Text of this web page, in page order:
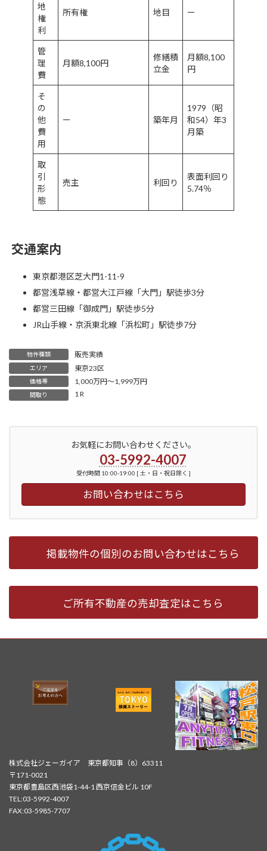
地
権
利
所有権 地目 ー
管
理
費
月額8,100円
修繕積
立金
月額8,100
円
そ
の
他
費
用
ー 築年月
1979（昭
和54）年3
月築
取
引
形
態
売主 利回り
表面利回り
5.74％
交通案内
東京都港区芝大門1-11-9
都営浅草線・都営大江戸線「大門」駅徒歩3分
都営三田線「御成門」駅徒歩5分
JR山手線・京浜東北線「浜松町」駅徒歩7分
物件種類 販売実績
エリア 東京23区
価格帯 1,000万円～1,999万円
間取り 1 R
お気軽にお問い合わせください。
03-5992-4007
受付時間 10:00-19:00 [ 土・日・祝日除く ]
お問い合わせはこちら
掲載物件の個別のお問い合わせはこちら
ご所有不動産の売却査定はこちら
株式会社ジェーガイア 東京都知事（8）63311
〒171-0021
東京都豊島区西池袋1-44-1 西京信金ビル 10F
TEL:03-5992-4007
FAX:03-5985-7707